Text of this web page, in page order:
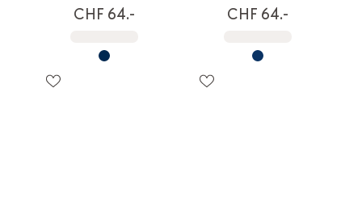
CHF 64.- CHF 64.-